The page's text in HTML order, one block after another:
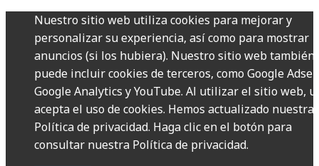
Nuestro sitio web utiliza cookies para mejorar y
personalizar su experiencia, así como para mostrar
anuncios (si los hubiera). Nuestro sitio web también
puede incluir cookies de terceros, como Google
Google Analytics y YouTube. Al utilizar el sitio web,
acepta el uso de cookies. Hemos actualizado nuestra
Política de privacidad. Haga clic en el botón para
consultar nuestra Política de privacidad.